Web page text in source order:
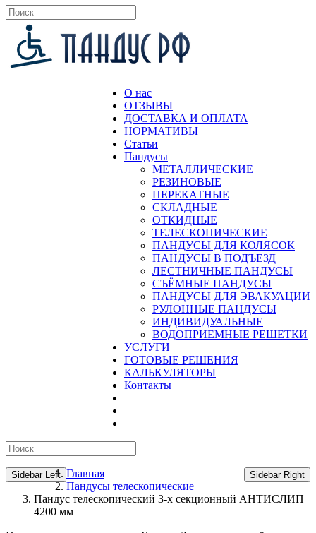
О нас
ОТЗЫВЫ
ДОСТАВКА И ОПЛАТА
НОРМАТИВЫ
Статьи
Пандусы
МЕТАЛЛИЧЕСКИЕ
РЕЗИНОВЫЕ
ПЕРЕКАТНЫЕ
СКЛАДНЫЕ
ОТКИДНЫЕ
ТЕЛЕСКОПИЧЕСКИЕ
ПАНДУСЫ ДЛЯ КОЛЯСОК
ПАНДУСЫ В ПОДЪЕЗД
ЛЕСТНИЧНЫЕ ПАНДУСЫ
CЪЁМНЫЕ ПАНДУСЫ
ПАНДУСЫ ДЛЯ ЭВАКУАЦИИ
РУЛОННЫЕ ПАНДУСЫ
ИНДИВИДУАЛЬНЫЕ
ВОДОПРИЕМНЫЕ РЕШЕТКИ
УСЛУГИ
ГОТОВЫЕ РЕШЕНИЯ
КАЛЬКУЛЯТОРЫ
Контакты
Sidebar Left Sidebar Right
Главная
Пандусы телескопические
Пандус телескопический 3-х секционный АНТИСЛИП
4200 мм